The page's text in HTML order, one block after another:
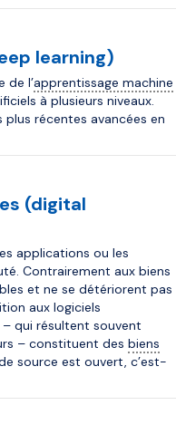
learning)
de l’apprentissage machine
à plusieurs niveaux.
plus récentes avancées en
(digital
applications ou les
Contrairement aux biens
et ne se détériorent pas
aux logiciels
qui résultent souvent
– constituent des biens
source est ouvert, c’est-